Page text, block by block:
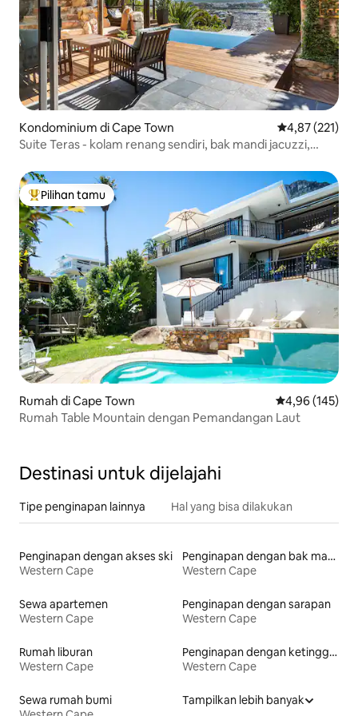
Kondominium di Cape Town Nilai rata-rata
4,87 (221)
Suite Teras - kolam renang sendiri, bak mandi jacuzzi,
Pilihan tamu terpopuler
Pilihan tamu
Rumah di Cape Town Nilai rata-rata
4,96 (145)
Rumah Table Mountain dengan Pemandangan Laut
Destinasi untuk dijelajahi
Tipe penginapan lainnya Hal yang bisa dilakukan
Penginapan dengan akses ski
Western Cape
Penginapan dengan bak mandi air panas
Western Cape
Sewa apartemen
Western Cape
Penginapan dengan sarapan
Western Cape
Rumah liburan
Western Cape
Penginapan dengan ketinggian toilet yang aksesibel
Western Cape
Sewa rumah bumi
Tampilkan lebih banyak